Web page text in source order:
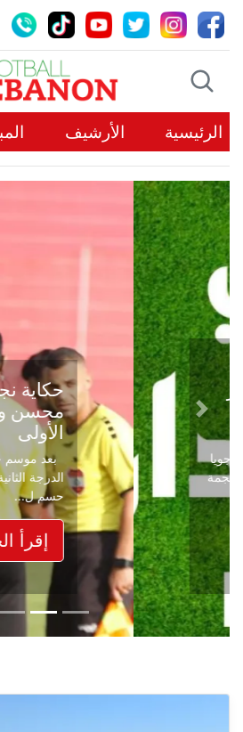
الرئيسية الأرشيف
حكاية نجاح تبدأ من
محسن وتنتهي في
الأولى
بعد موسم حافل بالإثارة
الدرجة الثانية، نجح الإخاء
حسم ل...
إقرأ الخبر
Previous